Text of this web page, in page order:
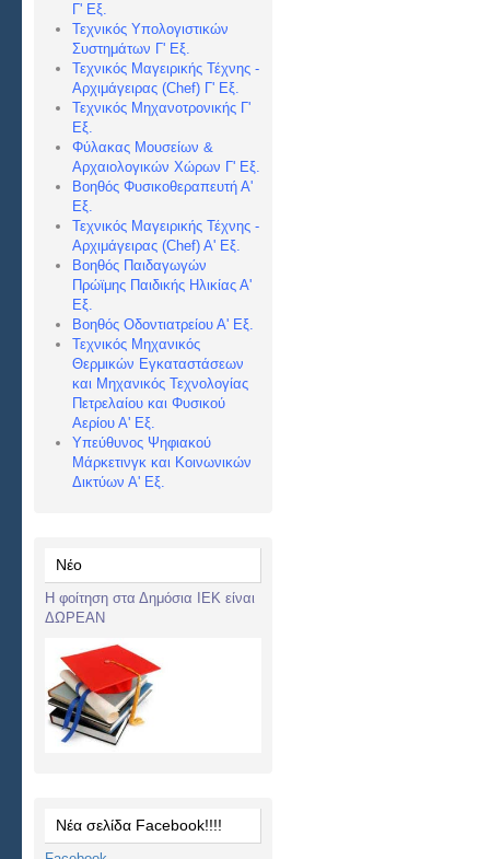
Γ' Εξ.
Τεχνικός Υπολογιστικών
Συστημάτων Γ' Εξ.
Τεχνικός Μαγειρικής Τέχνης -
Αρχιμάγειρας (Chef) Γ' Εξ.
Τεχνικός Μηχανοτρονικής Γ'
Εξ.
Φύλακας Μουσείων &
Αρχαιολογικών Χώρων Γ' Εξ.
Βοηθός Φυσικοθεραπευτή Α'
Εξ.
Τεχνικός Μαγειρικής Τέχνης -
Αρχιμάγειρας (Chef) Α' Εξ.
Βοηθός Παιδαγωγών
Πρώϊμης Παιδικής Ηλικίας Α'
Εξ.
Βοηθός Οδοντιατρείου Α' Εξ.
Τεχνικός Μηχανικός
Θερμικών Εγκαταστάσεων
και Μηχανικός Τεχνολογίας
Πετρελαίου και Φυσικού
Αερίου Α' Εξ.
Υπεύθυνος Ψηφιακού
Μάρκετινγκ και Κοινωνικών
Δικτύων Α' Εξ.
Νέο
Η φοίτηση στα Δημόσια ΙΕΚ είναι
ΔΩΡΕΑΝ
Νέα σελίδα Facebook!!!!